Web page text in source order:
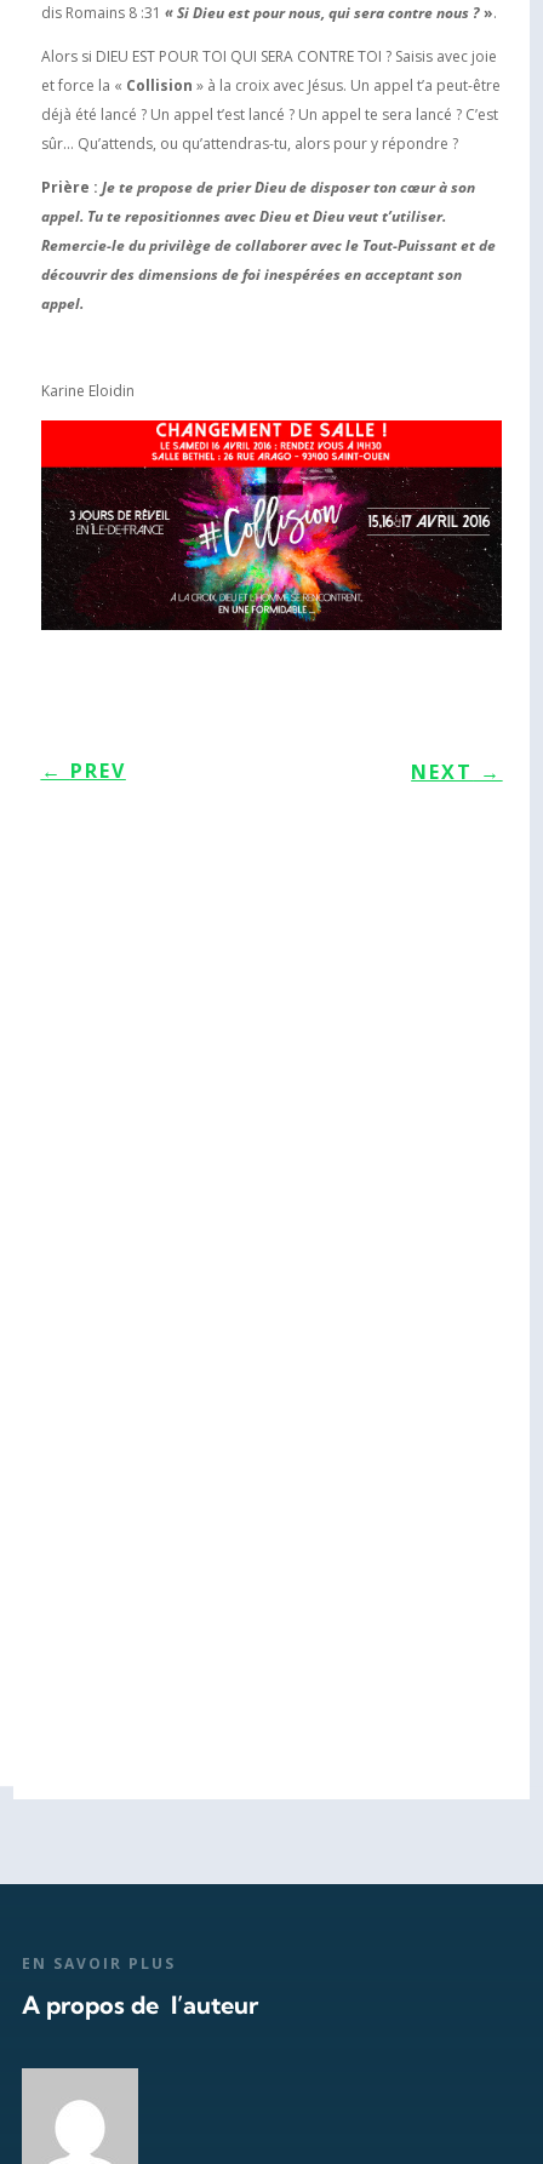
dis Romains 8 :31 « Si Dieu est pour nous, qui sera contre nous ?».
Alors si DIEU EST POUR TOI QUI SERA CONTRE TOI ? Saisis avec joie
et force la « Collision » à la croix avec Jésus. Un appel t’a peut-être
déjà été lancé ? Un appel t’est lancé ? Un appel te sera lancé ? C’est
sûr… Qu’attends, ou qu’attendras-tu, alors pour y répondre ?
Prière : Je te propose de prier Dieu de disposer ton cœur à son
appel. Tu te repositionnes avec Dieu et Dieu veut t’utiliser.
Remercie-le du privilège de collaborer avec le Tout-Puissant et de
découvrir des dimensions de foi inespérées en acceptant son
appel.
Karine Eloidin
← PREV NEXT →
EN SAVOIR PLUS
A propos de l’auteur